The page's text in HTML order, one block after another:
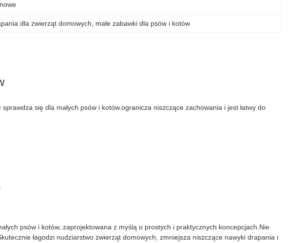
dla zwierząt domowych małe zabawki dla psów i kotów
się dla małych psów i kotów.ogranicza niszczące zachowania i jest łatwy do
psów i kotów, zaprojektowana z myślą o prostych i praktycznych koncepcjach.Nie
łagodzi nudziarstwo zwierząt domowych, zmniejsza niszczące nawyki drapania i